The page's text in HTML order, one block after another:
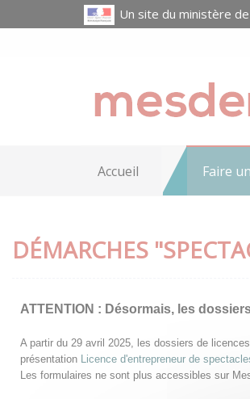
Un site du ministère
Accueil Faire
DÉMARCHES
ATTENTION : Désormais, les
A partir du 29 avril 2025, les dossiers de
présentation Licence d'entrepreneur de
Les formulaires ne sont plus accessibles sur